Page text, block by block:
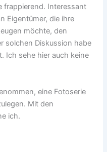
frappierend. Interessant
Eigentümer, die ihre
möchte, den
solchen Diskussion habe
Ich sehe hier auch keine
eine Fotoserie
Mit den
ich.